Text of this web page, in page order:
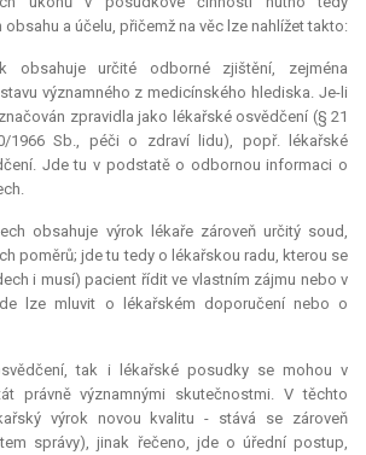
a účelu, přičemž na věc lze nahlížet takto:
obsahuje určité odborné zjištění, zejména
významného z medicínského hlediska. Je-li
zpravidla jako lékařské osvědčení (§ 21
1966 Sb., péči o zdraví lidu), popř. lékařské
Jde tu v podstatě o odbornou informaci o
obsahuje výrok lékaře zároveň určitý soud,
poměrů; jde tu tedy o lékařskou radu, kterou se
i musí) pacient řídit ve vlastním zájmu nebo v
lze mluvit o lékařském doporučení nebo o
tak i lékařské posudky se mohou v
právně významnými skutečnostmi. V těchto
výrok novou kvalitu - stává se zároveň
správy), jinak řečeno, jde o úřední postup,